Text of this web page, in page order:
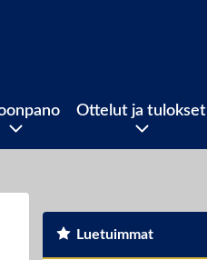
Ottelut ja tulokset
Luetuimmat